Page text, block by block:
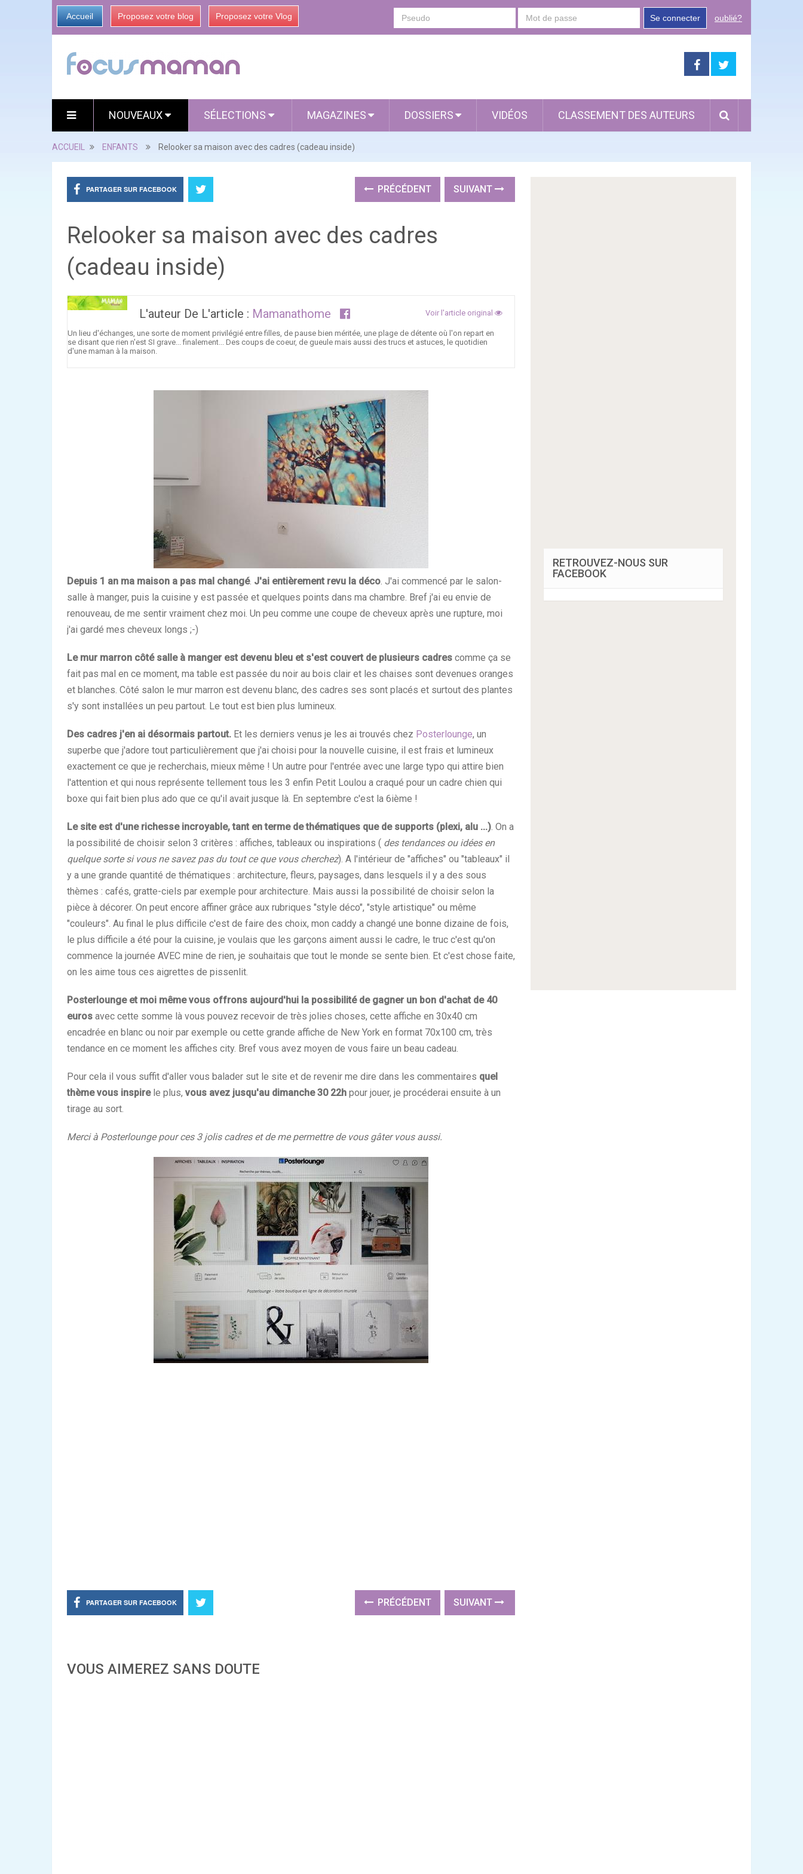
Accueil Proposez votre blog Proposez votre Vlog Se connecter oublié?
NOUVEAUX SÉLECTIONS MAGAZINES DOSSIERS VIDÉOS CLASSEMENT DES AUTEURS
ACCUEIL ENFANTS Relooker sa maison avec des cadres (cadeau inside)
PARTAGER SUR FACEBOOK PRÉCÉDENT SUIVANT
Relooker sa maison avec des cadres
(cadeau inside)
L'auteur De L'article : Mamanathome Voir l'article original
Un lieu d'échanges, une sorte de moment privilégié entre filles, de pause bien méritée, une plage de détente où l'on repart en
se disant que rien n'est SI grave... finalement... Des coups de coeur, de gueule mais aussi des trucs et astuces, le quotidien
d'une maman à la maison.
Depuis 1 an ma maison a pas mal changé. J'ai entièrement revu la déco. J'ai commencé par le salon-
salle à manger, puis la cuisine y est passée et quelques points dans ma chambre. Bref j'ai eu envie de
renouveau, de me sentir vraiment chez moi. Un peu comme une coupe de cheveux après une rupture, moi
j'ai gardé mes cheveux longs ;-)
Le mur marron côté salle à manger est devenu bleu et s'est couvert de plusieurs cadres comme ça se
fait pas mal en ce moment, ma table est passée du noir au bois clair et les chaises sont devenues oranges
et blanches. Côté salon le mur marron est devenu blanc, des cadres ses sont placés et surtout des plantes
s'y sont installées un peu partout. Le tout est bien plus lumineux.
Des cadres j'en ai désormais partout. Et les derniers venus je les ai trouvés chez Posterlounge, un
superbe que j'adore tout particulièrement que j'ai choisi pour la nouvelle cuisine, il est frais et lumineux
exactement ce que je recherchais, mieux même ! Un autre pour l'entrée avec une large typo qui attire bien
l'attention et qui nous représente tellement tous les 3 enfin Petit Loulou a craqué pour un cadre chien qui
boxe qui fait bien plus ado que ce qu'il avait jusque là. En septembre c'est la 6ième !
Le site est d'une richesse incroyable, tant en terme de thématiques que de supports (plexi, alu ...). On a
la possibilité de choisir selon 3 critères : affiches, tableaux ou inspirations ( des tendances ou idées en
quelque sorte si vous ne savez pas du tout ce que vous cherchez). A l'intérieur de "affiches" ou "tableaux" il
y a une grande quantité de thématiques : architecture, fleurs, paysages, dans lesquels il y a des sous
thèmes : cafés, gratte-ciels par exemple pour architecture. Mais aussi la possibilité de choisir selon la
pièce à décorer. On peut encore affiner grâce aux rubriques "style déco", "style artistique" ou même
"couleurs". Au final le plus difficile c'est de faire des choix, mon caddy a changé une bonne dizaine de fois,
le plus difficile a été pour la cuisine, je voulais que les garçons aiment aussi le cadre, le truc c'est qu'on
commence la journée AVEC mine de rien, je souhaitais que tout le monde se sente bien. Et c'est chose faite,
on les aime tous ces aigrettes de pissenlit.
Posterlounge et moi même vous offrons aujourd'hui la possibilité de gagner un bon d'achat de 40
euros avec cette somme là vous pouvez recevoir de très jolies choses, cette affiche en 30x40 cm
encadrée en blanc ou noir par exemple ou cette grande affiche de New York en format 70x100 cm, très
tendance en ce moment les affiches city. Bref vous avez moyen de vous faire un beau cadeau.
Pour cela il vous suffit d'aller vous balader sut le site et de revenir me dire dans les commentaires quel
thème vous inspirele plus, vous avez jusqu'au dimanche 30 22h pour jouer, je procéderai ensuite à un
tirage au sort.
Merci à Posterlounge pour ces 3 jolis cadres et de me permettre de vous gâter vous aussi.
PARTAGER SUR FACEBOOK PRÉCÉDENT SUIVANT
VOUS AIMEREZ SANS DOUTE
RETROUVEZ-NOUS SUR
FACEBOOK